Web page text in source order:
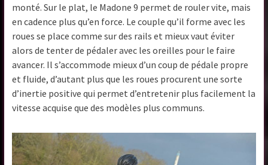
monté. Sur le plat, le Madone 9 permet de rouler vite, mais
en cadence plus qu’en force. Le couple qu’il forme avec les
roues se place comme sur des rails et mieux vaut éviter
alors de tenter de pédaler avec les oreilles pour le faire
avancer. Il s’accommode mieux d’un coup de pédale propre
et fluide, d’autant plus que les roues procurent une sorte
d’inertie positive qui permet d’entretenir plus facilement la
vitesse acquise que des modèles plus communs.